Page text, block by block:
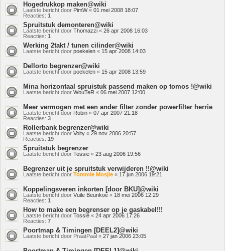
Hogedrukkop maken@wiki
Laatste bericht door PimW« 01 mei 2008 18:07
Reacties: 1
Spruitstuk demonteren@wiki
Laatste bericht door Thomazzi « 26 apr 2008 16:03
Reacties: 1
Werking 2takt / tunen cilinder@wiki
Laatste bericht door poekelen « 15 apr 2008 14:03
Dellorto begrenzer@wiki
Laatste bericht door poekelen « 15 apr 2008 13:59
Mina horizontaal spruistuk passend maken op tomos !@wiki
Laatste bericht door WouTeR « 06 mei 2007 12:00
Meer vermogen met een ander filter zonder powerfilter herrie
Laatste bericht door Robin « 07 apr 2007 21:18
Reacties: 3
Rollerbank begrenzer@wiki
Laatste bericht door Volty « 29 nov 2006 20:57
Reacties: 19
Spruitstuk begrenzer
Laatste bericht door Tossie « 23 aug 2006 19:56
Begrenzer uit je spruitstuk verwijderen !!@wiki
Laatste bericht door Tommie Mosjie « 17 jun 2006 19:21
Koppelingsveren inkorten [door BKU]@wiki
Laatste bericht door Vuile Beunkoe « 18 mei 2006 12:29
Reacties: 1
How to make een begrenser op je gaskabel!!!
Laatste bericht door Tossie « 24 apr 2006 17:26
Reacties: 7
Poortmap & Timingen [DEEL2]@wiki
Laatste bericht door PraatPaal « 27 jan 2006 23:05